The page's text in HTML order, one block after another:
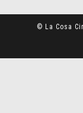
© La Cosa